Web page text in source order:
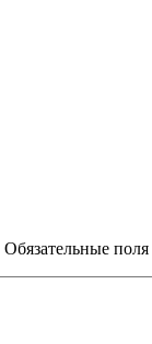
Обязательные